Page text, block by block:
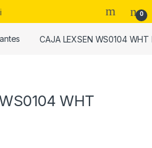
0
CAJA LEXSEN WS0104 WHT
WHT